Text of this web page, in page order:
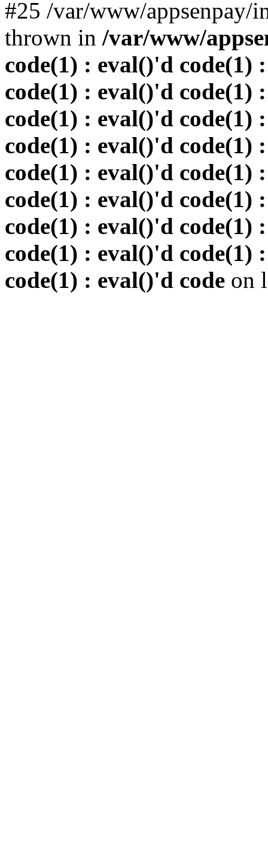
#25 /var/www/
thrown in /var/www/
code(1) : eval()'d code(1)
code(1) : eval()'d code(1)
code(1) : eval()'d code(1)
code(1) : eval()'d code(1)
code(1) : eval()'d code(1)
code(1) : eval()'d code(1)
code(1) : eval()'d code(1)
code(1) : eval()'d code(1)
code(1) : eval()'d code on